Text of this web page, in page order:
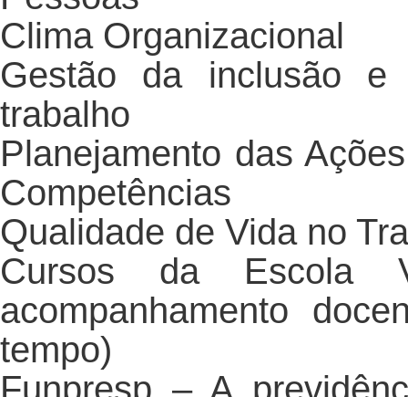
Clima Organizacional
Gestão da inclusão e
trabalho
Planejamento das
Competências
Qualidade de Vida no
Cursos da Escola
acompanhamento
tempo)
Funpresp – A